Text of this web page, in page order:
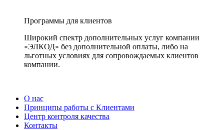
Программы для клиентов
Широкий спектр дополнительных услуг компании
«ЭЛКОД» без дополнительной оплаты, либо на
льготных условиях для сопровождаемых клиентов
компании.
О нас
Принципы работы с Клиентами
Центр контроля качества
Контакты